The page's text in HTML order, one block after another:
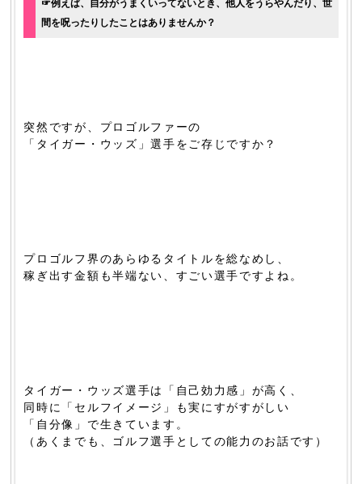
☞例えば、自分がうまくいってないとき、他人をうらやんだり、世
間を呪ったりしたことはありませんか？
突然ですが、プロゴルファーの
「タイガー・ウッズ」選手をご存じですか？
プロゴルフ界のあらゆるタイトルを総なめし、
稼ぎ出す金額も半端ない、すごい選手ですよね。
タイガー・ウッズ選手は「自己効力感」が高く、
同時に「セルフイメージ」も実にすがすがしい
「自分像」で生きています。
（あくまでも、ゴルフ選手としての能力のお話です）